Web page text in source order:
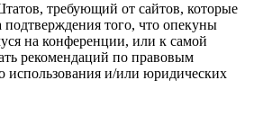
требующий от сайтов, которые
того, что опекуны
на конференции, или к самой
рекомендаций по правовым
использования и/или юридических